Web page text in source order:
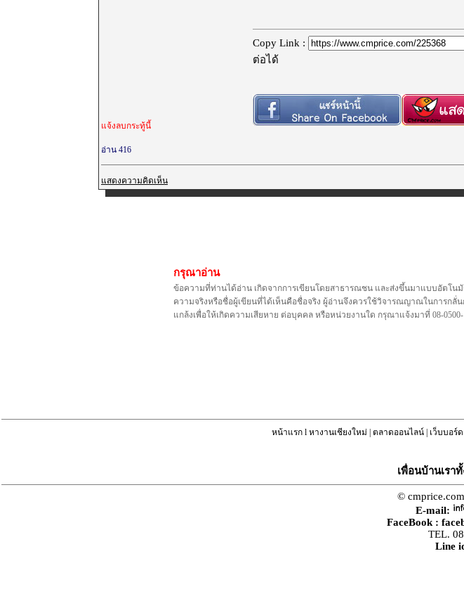
Copy Link :
ต่อได้
แจ้งลบกระทู้นี้
อ่าน 416
แสดงความคิดเห็น
กรุณาอ่าน
ข้อความที่ท่านได้อ่าน เกิดจากการเขียนโดยสาธารณชน และส่งขึ้นมาแบบอัตโน
ความจริงหรือชื่อผู้เขียนที่ได้เห็นคือชื่อจริง ผู้อ่านจึงควรใช้วิจารณญาณในการก
แกล้งเพื่อให้เกิดความเสียหาย ต่อบุคคล หรือหน่วยงานใด กรุณาแจ้งมาที่ 08-
หน้าแรกl หางานเชียงใหม่ | ตลาดออนไลน์| เว็บบอร์ด
เพื่อนบ้านเรา
©
E-mail:
FaceBook :
TEL.
Line